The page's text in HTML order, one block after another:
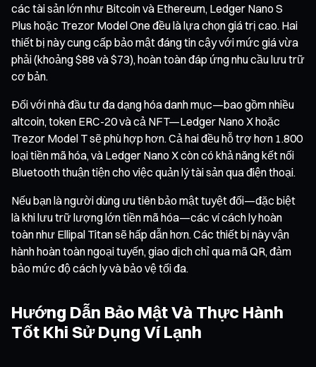
các tài sản lớn như Bitcoin và Ethereum, Ledger Nano S
Plus hoặc Trezor Model One đều là lựa chọn giá trị cao. Hai
thiết bị này cung cấp bảo mật đáng tin cậy với mức giá vừa
phải (khoảng $88 và $73), hoàn toàn đáp ứng nhu cầu lưu trữ
cơ bản.
Đối với nhà đầu tư đa dạng hóa danh mục—bao gồm nhiều
altcoin, token ERC-20 và cả NFT—Ledger Nano X hoặc
Trezor Model T sẽ phù hợp hơn. Cả hai đều hỗ trợ hơn 1.800
loại tiền mã hóa, và Ledger Nano X còn có khả năng kết nối
Bluetooth thuận tiện cho việc quản lý tài sản qua điện thoại.
Nếu bạn là người dùng ưu tiên bảo mật tuyệt đối—đặc biệt
là khi lưu trữ lượng lớn tiền mã hóa—các ví cách ly hoàn
toàn như Ellipal Titan sẽ hấp dẫn hơn. Các thiết bị này vận
hành hoàn toàn ngoại tuyến, giao dịch chỉ qua mã QR, đảm
bảo mức độ cách ly và bảo vệ tối đa.
Hướng Dẫn Bảo Mật Và Thực Hành
Tốt Khi Sử Dụng Ví Lạnh